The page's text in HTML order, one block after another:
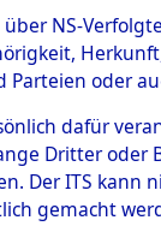
NS-
oder
dafür
Dritter
Der ITS
gemacht